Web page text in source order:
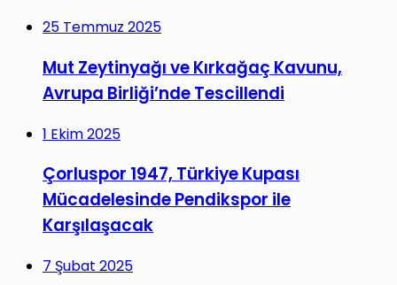
25 Temmuz 2025
Mut Zeytinyağı ve Kırkağaç Kavunu,
Avrupa Birliği’nde Tescillendi
1 Ekim 2025
Çorluspor 1947, Türkiye Kupası
Mücadelesinde Pendikspor ile
Karşılaşacak
7 Şubat 2025